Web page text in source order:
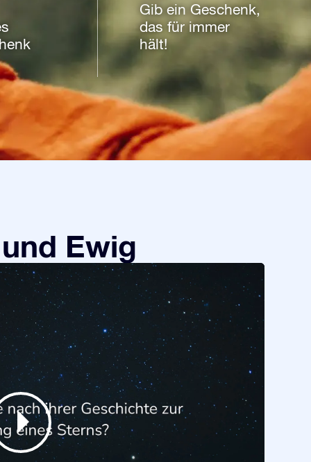
Gib ein Geschenk,
das für immer
hält!
Ewig